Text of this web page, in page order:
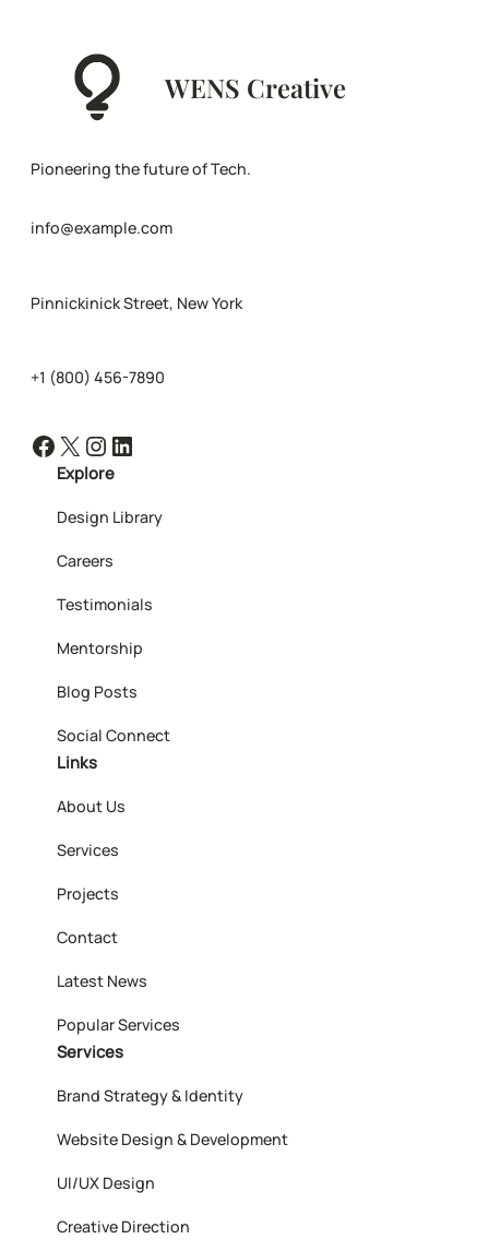
WENS Creative
Pioneering the future of Tech.
info@example.com
Pinnickinick Street, New York
+1 (800) 456-7890
Facebook X Instagram LinkedIn
Explore
Design Library
Careers
Testimonials
Mentorship
Blog Posts
Social Connect
Links
About Us
Services
Projects
Contact
Latest News
Popular Services
Services
Brand Strategy & Identity
Website Design & Development
UI/UX Design
Creative Direction